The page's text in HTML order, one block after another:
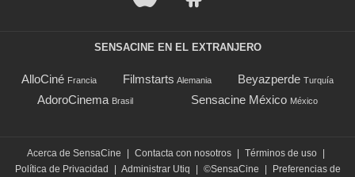
SENSACINE EN EL EXTRANJERO
AlloCiné Francia Filmstarts Alemania Beyazperde Turquía
AdoroCinema Brasil Sensacine México México
Acerca de SensaCine Contacta con nosotros Términos de uso
Política de Privacidad
Administrar Utiq ©SensaCine Preferencias de